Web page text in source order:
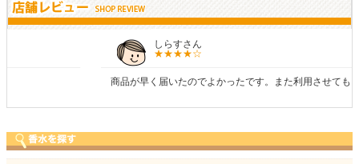
しらすさん
商品が早く届いたのでよかったです。また利用させてもらいます！